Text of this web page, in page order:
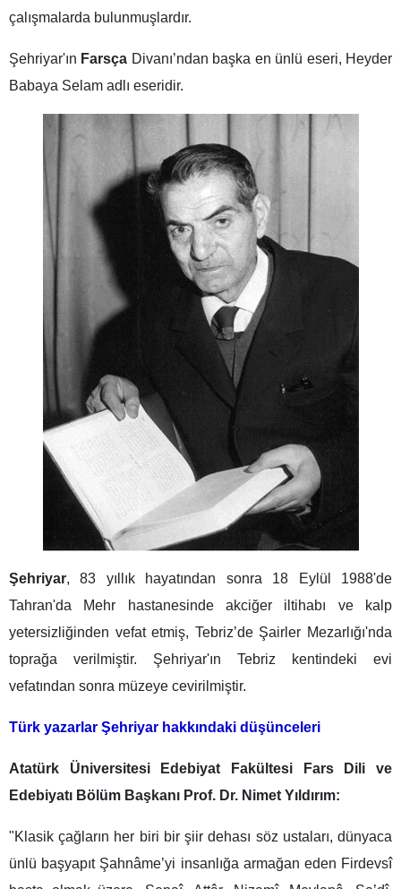
çalışmalarda bulunmuşlardır.
Şehriyar'ın Farsça Divanı’ndan başka en ünlü eseri, Heyder
Babaya Selam adlı eseridir.
Şehriyar, 83 yıllık hayatından sonra 18 Eylül 1988'de
Tahran'da Mehr hastanesinde akciğer iltihabı ve kalp
yetersizliğinden vefat etmiş, Tebriz’de Şairler Mezarlığı'nda
toprağa verilmiştir. Şehriyar'ın Tebriz kentindeki evi
vefatından sonra müzeye cevirilmiştir.
Türk yazarlar Şehriyar hakkındaki düşünceleri
Atatürk Üniversitesi Edebiyat Fakültesi Fars Dili ve
Edebiyatı Bölüm Başkanı Prof. Dr. Nimet Yıldırım:
"Klasik çağların her biri bir şiir dehası söz ustaları, dünyaca
ünlü başyapıt Şahnâme’yi insanlığa armağan eden Firdevsî